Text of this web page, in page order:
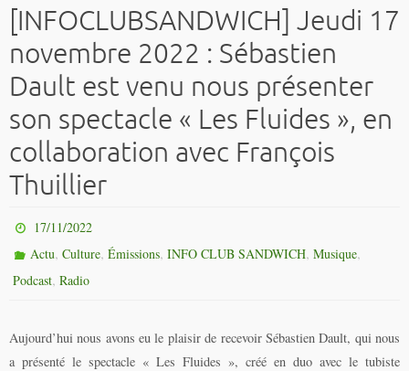
[INFOCLUBSANDWICH] Jeudi 17
novembre 2022 : Sébastien
Dault est venu nous présenter
son spectacle « Les Fluides », en
collaboration avec François
Thuillier
17/11/2022
Actu,Culture,Émissions,INFO CLUB SANDWICH,Musique,
Podcast, Radio
Aujourd’hui nous avons eu le plaisir de recevoir Sébastien Dault, qui nous
a présenté le spectacle « Les Fluides », créé en duo avec le tubiste